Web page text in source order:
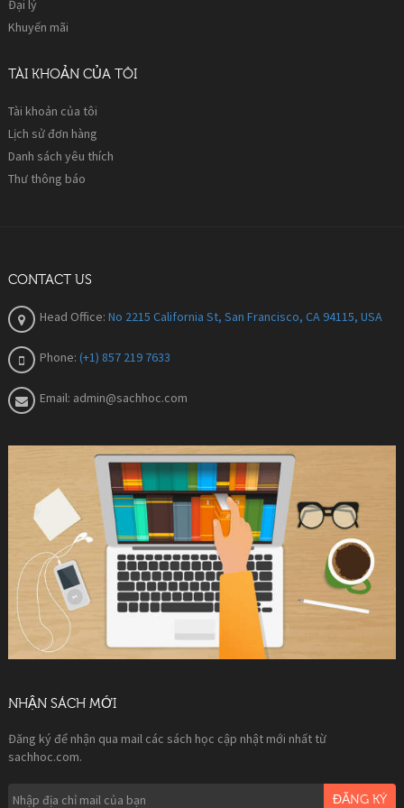
Đại lý
Khuyến mãi
TÀI KHOẢN CỦA TÔI
Tài khoản của tôi
Lịch sử đơn hàng
Danh sách yêu thích
Thư thông báo
CONTACT US
Head Office: No 2215 California St, San Francisco, CA 94115, USA
Phone: (+1) 857 219 7633
Email: admin@sachhoc.com
NHẬN SÁCH MỚI
Đăng ký để nhận qua mail các sách học cập nhật mới nhất từ
sachhoc.com.
ĐĂNG KÝ